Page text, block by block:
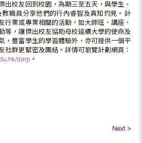
出校友回到校園，為期三至五天，與學生、
職員分享他們的行內睿智及真知灼見。計
行業或專業相關的活動，如大師班、講座、
等，讓傑出校友協助母校延續大學的使命及
，豐富學生的學習體驗外，亦可提供一個平
社群更緊密及團結。詳情可瀏覽計劃網頁：
darp 。
Next >